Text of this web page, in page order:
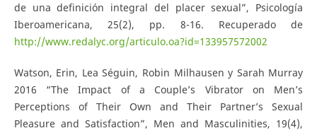
de una definición integral del placer sexual”, Psicología
Iberoamericana, 25(2), pp. 8-16. Recuperado de
http://www.redalyc.org/articulo.oa?id=133957572002
Watson, Erin, Lea Séguin, Robin Milhausen y Sarah Murray
2016 “The Impact of a Couple’s Vibrator on Men’s
Perceptions of Their Own and Their Partner’s Sexual
Pleasure and Satisfaction”, Men and Masculinities, 19(4),